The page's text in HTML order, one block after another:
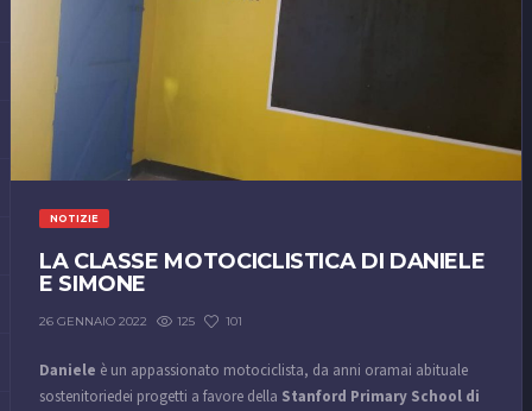
NOTIZIE
LA CLASSE MOTOCICLISTICA DI DANIELE
E SIMONE
26 GENNAIO 2022 125 101
Daniele è un appassionato motociclista, da anni oramai abituale
sostenitoriedei progetti a favore della Stanford Primary School di